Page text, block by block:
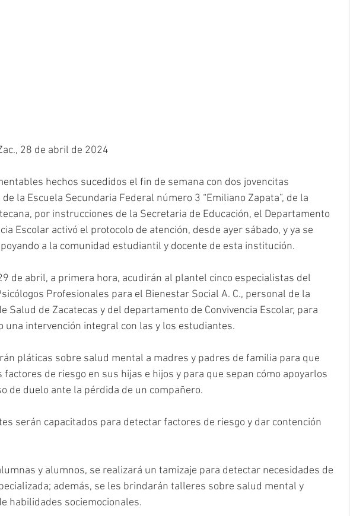
28 de abril de 2024
hechos sucedidos el fin de semana con dos jovencitas
la Escuela Secundaria Federal número 3 “Emiliano Zapata”, de la
por instrucciones de la Secretaria de Educación, el Departamento
Escolar activó el protocolo de atención, desde ayer sábado, y ya se
a la comunidad estudiantil y docente de esta institución.
de abril, a primera hora, acudirán al plantel cinco especialistas del
Profesionales para el Bienestar Social A. C., personal de la
Salud de Zacatecas y del departamento de Convivencia Escolar, para
una intervención integral con las y los estudiantes.
pláticas sobre salud mental a madres y padres de familia para que
factores de riesgo en sus hijas e hijos y para que sepan cómo apoyarlos
de duelo ante la pérdida de un compañero.
serán capacitados para detectar factores de riesgo y dar contención
y alumnos, se realizará un tamizaje para detectar necesidades de
además, se les brindarán talleres sobre salud mental y
habilidades sociemocionales.